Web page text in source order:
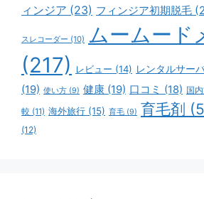
ィンジア (23) フィンジア初期脱毛
スレコーダー (10) ムームード
(217)
レビュー (14) レンタルサー
(19) 使い方 (9) 健康 (19) 口コミ (18) 国
較 (11) 海外旅行 (15) 育毛 (9) 育毛剤
(12)